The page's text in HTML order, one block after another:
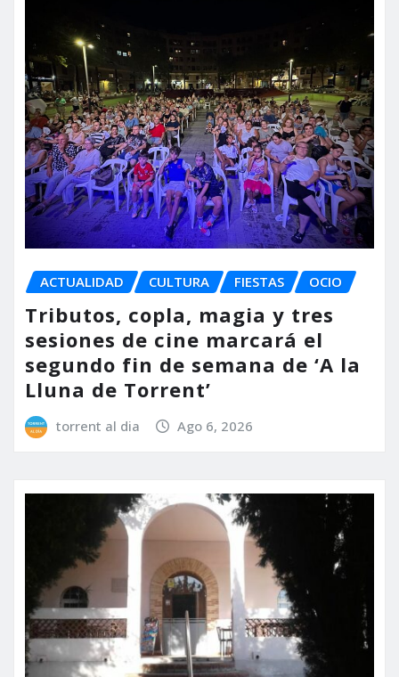
ACTUALIDAD CULTURA FIESTAS OCIO
Tributos, copla, magia y tres
sesiones de cine marcará el
segundo fin de semana de ‘A la
Lluna de Torrent’
torrent al dia Ago 6, 2026